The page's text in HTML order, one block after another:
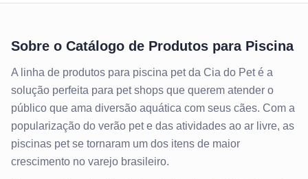
Sobre o Catálogo de Produtos para Piscina
A linha de produtos para piscina pet da Cia do Pet é a
solução perfeita para pet shops que querem atender o
público que ama diversão aquática com seus cães. Com a
popularização do verão pet e das atividades ao ar livre, as
piscinas pet se tornaram um dos itens de maior
crescimento no varejo brasileiro.